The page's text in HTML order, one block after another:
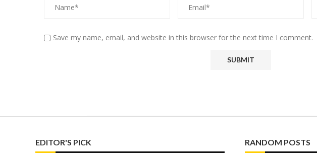
Save my name, email, and website in this browser for the next time I comment.
EDITOR'S PICK RANDOM POSTS